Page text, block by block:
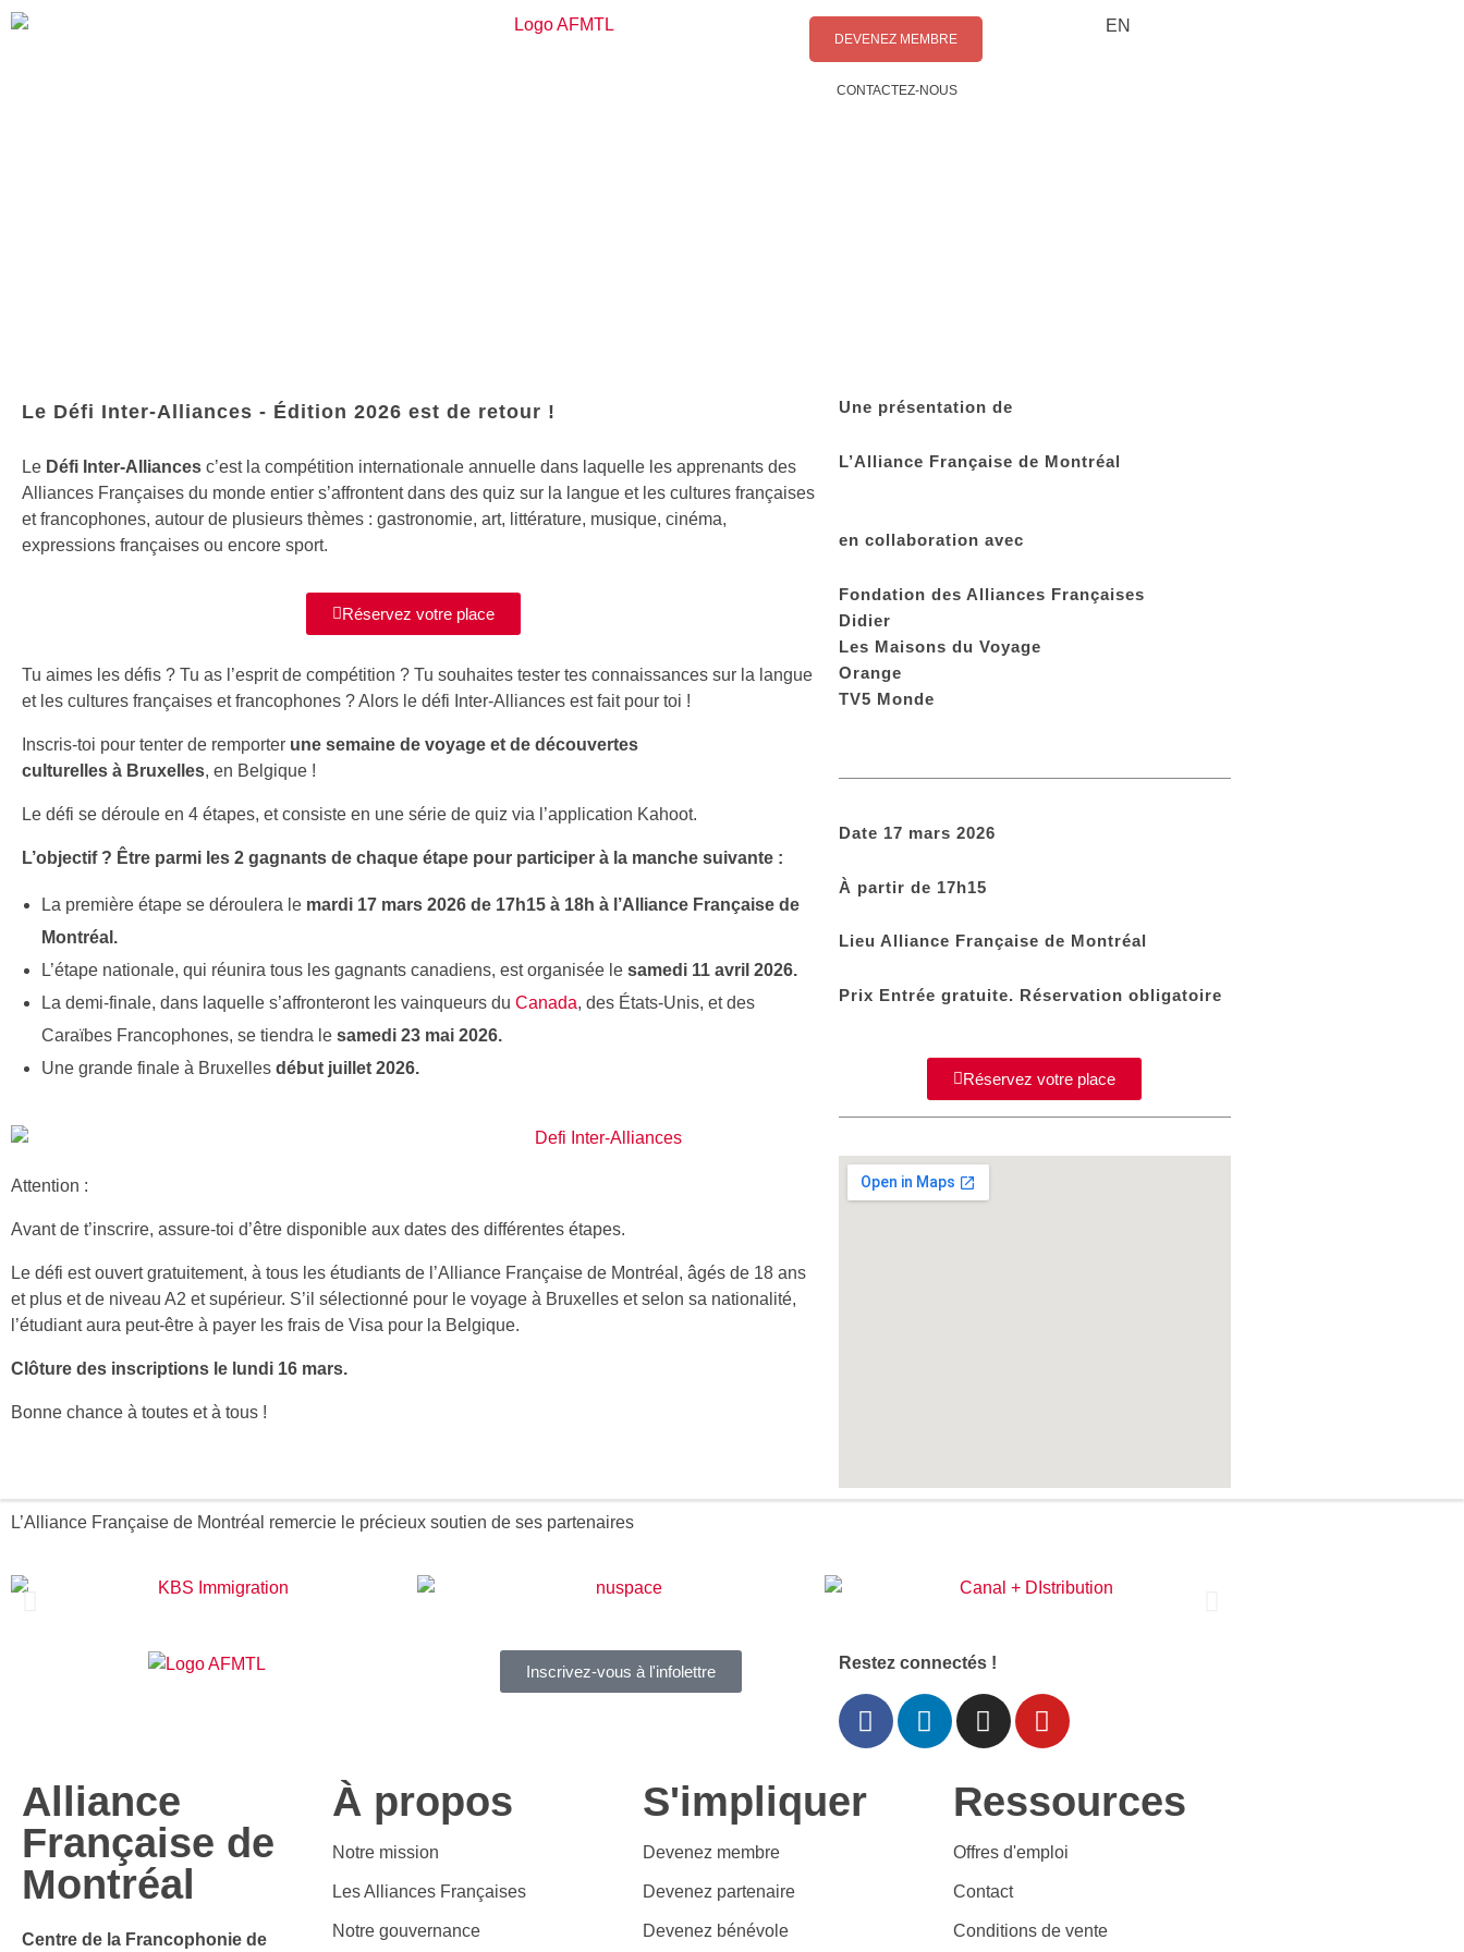
DEVENEZ MEMBRE
CONTACTEZ-NOUS
EN
Le Défi Inter-Alliances - Édition 2026 est de retour !
Le Défi Inter-Alliances c’est la compétition internationale annuelle dans laquelle les apprenants des
Alliances Françaises du monde entier s’affrontent dans des quiz sur la langue et les cultures françaises
et francophones, autour de plusieurs thèmes : gastronomie, art, littérature, musique, cinéma,
expressions françaises ou encore sport.
Réservez votre place
Tu aimes les défis ? Tu as l’esprit de compétition ? Tu souhaites tester tes connaissances sur la langue
et les cultures françaises et francophones ? Alors le défi Inter-Alliances est fait pour toi !
Inscris-toi pour tenter de remporter une semaine de voyage et de découvertes
culturelles à Bruxelles, en Belgique !
Le défi se déroule en 4 étapes, et consiste en une série de quiz via l’application Kahoot.
L’objectif ? Être parmi les 2 gagnants de chaque étape pour participer à la manche suivante :
La première étape se déroulera le mardi 17 mars 2026 de 17h15 à18h à l’Alliance Française de
Montréal.
L’étape nationale, qui réunira tous les gagnants canadiens, est organisée le samedi 11 avril 2026.
La demi-finale, dans laquelle s’affronteront les vainqueurs du Canada, des États-Unis, et des
Caraïbes Francophones, se tiendra le samedi 23 mai 2026.
Une grande finale à Bruxelles début juillet 2026.
Attention :
Avant de t’inscrire, assure-toi d’être disponible aux dates des différentes étapes.
Le défi est ouvert gratuitement, à tous les étudiants de l’Alliance Française de Montréal, âgés de 18 ans
et plus et de niveau A2 et supérieur. S’il sélectionné pour le voyage à Bruxelles et selon sa nationalité,
l’étudiant aura peut-être à payer les frais de Visa pour la Belgique.
Clôture des inscriptions le lundi 16 mars.
Bonne chance à toutes età tous !
Une présentation de
L’Alliance Française de Montréal
en collaboration avec
Fondation des Alliances Françaises
Didier
Les Maisons du Voyage
Orange
TV5 Monde
Date 17 mars 2026
À partir de 17h15
Lieu Alliance Française de Montréal
Prix Entrée gratuite. Réservation obligatoire
Réservez votre place
L’Alliance Française de Montréal remercie le précieux soutien de ses partenaires
Inscrivez-vous à l'infolettre Restez connectés !
Alliance
Française de
Montréal
Centre de la Francophonie de
À propos
Notre mission
Les Alliances Françaises
Notre gouvernance
S'impliquer
Devenez membre
Devenez partenaire
Devenez bénévole
Ressources
Offres d'emploi
Contact
Conditions de vente